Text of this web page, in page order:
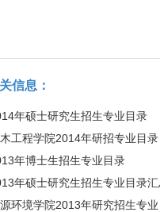
信息：
年硕士研究生招生专业目录
工程学院2014年研招专业目录
年博士生招生专业目录
年硕士研究生招生专业目录汇
环境学院2013年研究招生专